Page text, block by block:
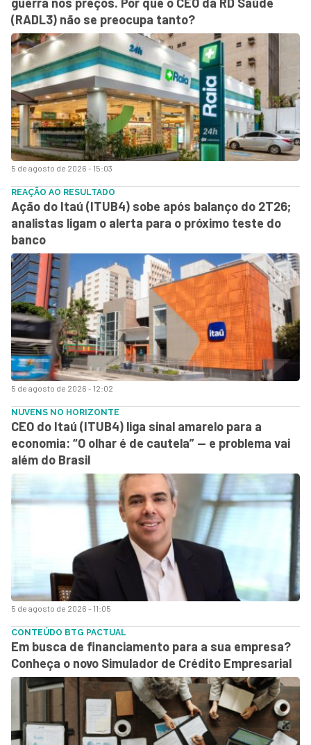
5 de agosto de 2026 - 15:03
(RADL3) não se preocupa tanto?
5 de agosto de 2026 - 12:02
REAÇÃO AO RESULTADO
Ação do Itaú (ITUB4) sobe após balanço do 2T26;
analistas ligam o alerta para o próximo teste do
banco
5 de agosto de 2026 - 11:05
NUVENS NO HORIZONTE
CEO do Itaú (ITUB4) liga sinal amarelo para a
economia: “O olhar é de cautela” — e problema vai
além do Brasil
CONTEÚDO BTG PACTUAL
Em busca de financiamento para a sua empresa?
Conheça o novo Simulador de Crédito Empresarial